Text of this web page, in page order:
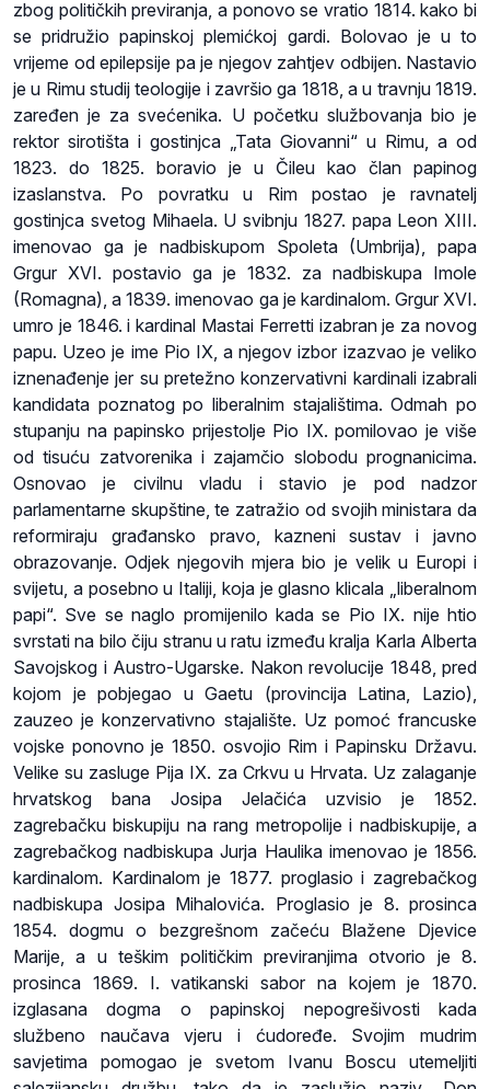
zbog političkih previranja, a ponovo se vratio 1814. kako bi
se pridružio papinskoj plemićkoj gardi. Bolovao je u to
vrijeme od epilepsije pa je njegov zahtjev odbijen. Nastavio
je u Rimu studij teologije i završio ga 1818, a u travnju 1819.
zaređen je za svećenika. U početku službovanja bio je
rektor sirotišta i gostinjca „Tata Giovanni“ u Rimu, a od
1823. do 1825. boravio je u Čileu kao član papinog
izaslanstva. Po povratku u Rim postao je ravnatelj
gostinjca svetog Mihaela. U svibnju 1827. papa Leon XIII.
imenovao ga je nadbiskupom Spoleta (Umbrija), papa
Grgur XVI. postavio ga je 1832. za nadbiskupa Imole
(Romagna), a 1839. imenovao ga je kardinalom. Grgur XVI.
umro je 1846. i kardinal Mastai Ferretti izabran je za novog
papu. Uzeo je ime Pio IX, a njegov izbor izazvao je veliko
iznenađenje jer su pretežno konzervativni kardinali izabrali
kandidata poznatog po liberalnim stajalištima. Odmah po
stupanju na papinsko prijestolje Pio IX. pomilovao je više
od tisuću zatvorenika i zajamčio slobodu prognanicima.
Osnovao je civilnu vladu i stavio je pod nadzor
parlamentarne skupštine, te zatražio od svojih ministara da
reformiraju građansko pravo, kazneni sustav i javno
obrazovanje. Odjek njegovih mjera bio je velik u Europi i
svijetu, a posebno u Italiji, koja je glasno klicala „liberalnom
papi“. Sve se naglo promijenilo kada se Pio IX. nije htio
svrstati na bilo čiju stranu u ratu između kralja Karla Alberta
Savojskog i Austro-Ugarske. Nakon revolucije 1848, pred
kojom je pobjegao u Gaetu (provincija Latina, Lazio),
zauzeo je konzervativno stajalište. Uz pomoć francuske
vojske ponovno je 1850. osvojio Rim i Papinsku Državu.
Velike su zasluge Pija IX. za Crkvu u Hrvata. Uz zalaganje
hrvatskog bana Josipa Jelačića uzvisio je 1852.
zagrebačku biskupiju na rang metropolije i nadbiskupije, a
zagrebačkog nadbiskupa Jurja Haulika imenovao je 1856.
kardinalom. Kardinalom je 1877. proglasio i zagrebačkog
nadbiskupa Josipa Mihalovića. Proglasio je 8. prosinca
1854. dogmu o bezgrešnom začeću Blažene Djevice
Marije, a u teškim političkim previranjima otvorio je 8.
prosinca 1869. I. vatikanski sabor na kojem je 1870.
izglasana dogma o papinskoj nepogrešivosti kada
službeno naučava vjeru i ćudoređe. Svojim mudrim
savjetima pomogao je svetom Ivanu Boscu utemeljiti